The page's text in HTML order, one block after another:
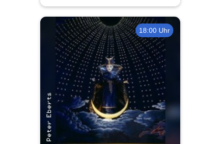
18:00 Uhr